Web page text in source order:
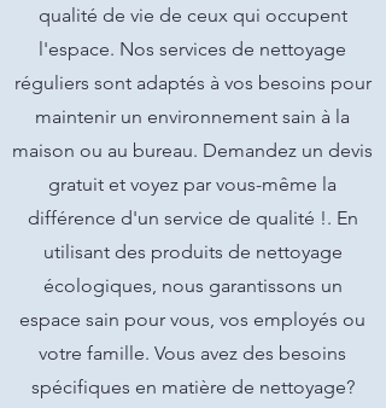
qualité de vie de ceux qui occupent
l'espace. Nos services de nettoyage
réguliers sont adaptés à vos besoins pour
maintenir un environnement sain à la
maison ou au bureau. Demandez un devis
gratuit et voyez par vous-même la
différence d'un service de qualité !. En
utilisant des produits de nettoyage
écologiques, nous garantissons un
espace sain pour vous, vos employés ou
votre famille. Vous avez des besoins
spécifiques en matière de nettoyage?